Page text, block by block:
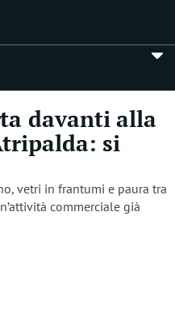
davanti alla
si
vetri in frantumi e paura tra
commerciale già